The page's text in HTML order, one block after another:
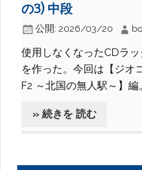
の3) 中段
公開: 2026/03/20
使用しなくなったCDラ
を作った。今回は【ジオ
F2 ～北国の無人駅～】編
» 続きを 読む